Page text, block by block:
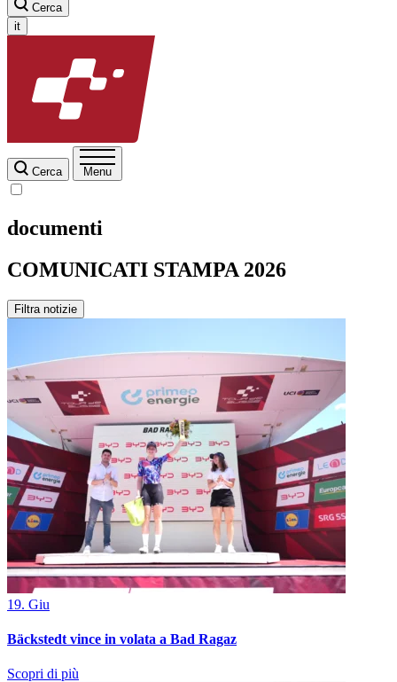
Cerca
it
Cerca Menu
documenti
COMUNICATI STAMPA 2026
Filtra notizie
19. Giu
Bäckstedt vince in volata a Bad Ragaz
Scopri di più